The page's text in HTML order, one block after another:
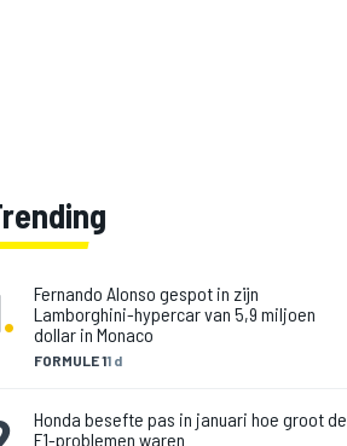
.
FORMULE 11 d
Fernando Alonso gespot in zijn
Lamborghini-hypercar van 5,9 miljoen
dollar in Monaco
Honda besefte pas in januari hoe groot de
F1-problemen waren